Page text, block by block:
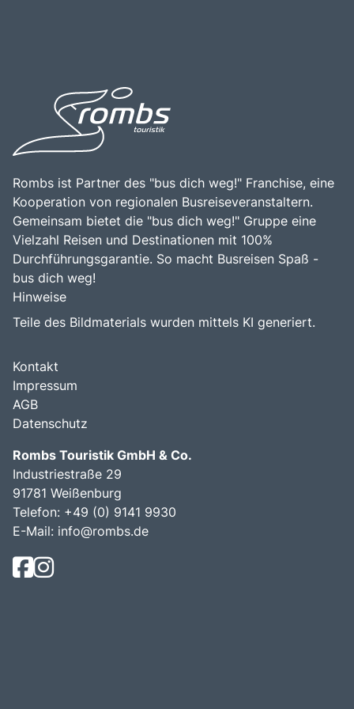
Rombs ist Partner des "bus dich weg!" Franchise, eine
Kooperation von regionalen Busreiseveranstaltern.
Gemeinsam bietet die "bus dich weg!" Gruppe eine
Vielzahl Reisen und Destinationen mit 100%
Durchführungsgarantie. So macht Busreisen Spaß -
bus dich weg!
Hinweise
Teile des Bildmaterials wurden mittels KI generiert.
Kontakt
Impressum
AGB
Datenschutz
Rombs Touristik GmbH & Co.
Industriestraße 29
91781 Weißenburg
Telefon: +49 (0) 9141 9930
E-Mail: info@rombs.de